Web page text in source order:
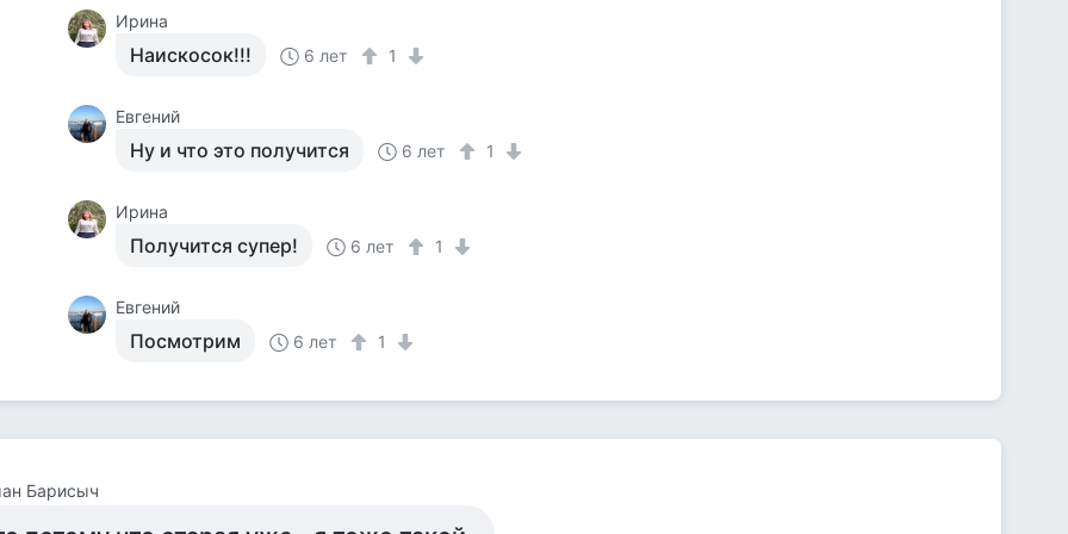
Ирина
Наискосок!!! 6 лет 1
Евгений
Ну и что это получится 6 лет 1
Ирина
Получится супер! 6 лет 1
Евгений
Посмотрим 6 лет 1
Барисыч